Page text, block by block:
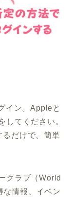
イン。Appleと
してください。
るだけで、簡単
クラブ（World
情報、イベン